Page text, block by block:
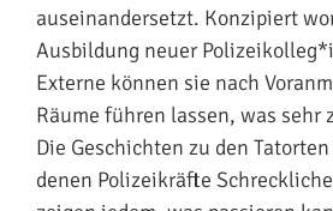
auseinandersetzt. Konzipiert
Ausbildung neuer
Externe können sie nach
Räume führen lassen, was sehr
Die Geschichten zu den
denen Polizeikräfte